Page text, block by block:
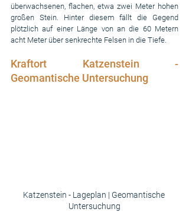
überwachsenen, flachen, etwa zwei Meter hohen
großen Stein. Hinter diesem fällt die Gegend
plötzlich auf einer Länge von an die 60 Metern
acht Meter über senkrechte Felsen in die Tiefe.
Kraftort Katzenstein -
Geomantische Untersuchung
Katzenstein - Lageplan | Geomantische
Untersuchung